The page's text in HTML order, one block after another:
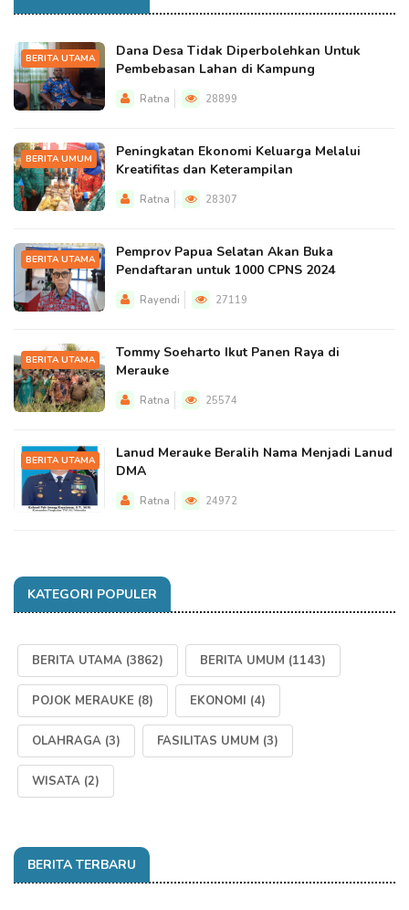
BERITA UTAMA
Dana Desa Tidak Diperbolehkan Untuk
Pembebasan Lahan di Kampung
Ratna 28899
BERITA UMUM
Peningkatan Ekonomi Keluarga Melalui
Kreatifitas dan Keterampilan
Ratna 28307
BERITA UTAMA
Pemprov Papua Selatan Akan Buka
Pendaftaran untuk 1000 CPNS 2024
Rayendi 27119
BERITA UTAMA
Tommy Soeharto Ikut Panen Raya di
Merauke
Ratna 25574
BERITA UTAMA
Lanud Merauke Beralih Nama Menjadi Lanud
DMA
Ratna 24972
KATEGORI POPULER
BERITA UTAMA (3862) BERITA UMUM (1143)
POJOK MERAUKE (8) EKONOMI (4)
OLAHRAGA (3) FASILITAS UMUM (3)
WISATA (2)
BERITA TERBARU